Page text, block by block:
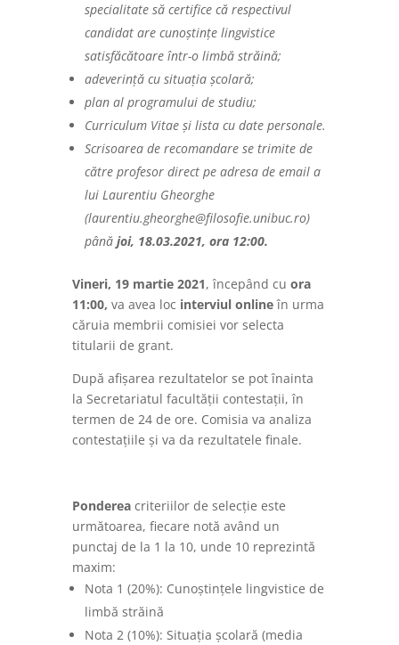
specialitate să certifice că respectivul
candidat are cunoștințe lingvistice
satisfăcătoare într-o limbă străină;
adeverință cu situația școlară;
plan al programului de studiu;
Curriculum Vitae și lista cu date personale.
Scrisoarea de recomandare se trimite de
către profesor direct pe adresa de email a
lui Laurentiu Gheorghe
(laurentiu.gheorghe@filosofie.unibuc.ro)
până joi, 18.03.2021, ora 12:00.
Vineri, 19 martie 2021, începând cu ora
11:00, va avea loc interviul online în urma
căruia membrii comisiei vor selecta
titularii de grant.
După afișarea rezultatelor se pot înainta
la Secretariatul facultății contestații, în
termen de 24 de ore. Comisia va analiza
contestațiile și va da rezultatele finale.
Ponderea criteriilor de selecție este
următoarea, fiecare notă având un
punctaj de la 1 la 10, unde 10 reprezintă
maxim:
Nota 1 (20%): Cunoștințele lingvistice de
limbă străină
Nota 2 (10%): Situația școlară (media